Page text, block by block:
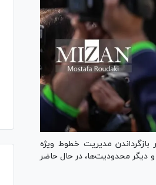
بازگرداندن مدیریت خطوط ویژه
دیگر محدودیت‌ها، در حال حاضر